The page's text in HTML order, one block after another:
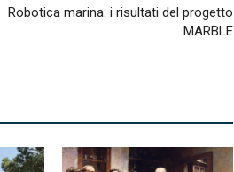
Robotica marina: i risultati del progetto
MARBLE